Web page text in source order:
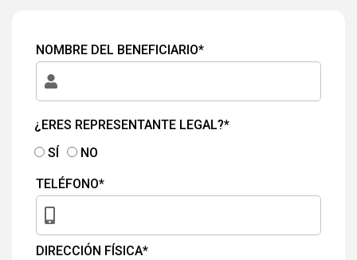
NOMBRE DEL BENEFICIARIO*
¿ERES REPRESENTANTE LEGAL?*
SÍ
NO
TELÉFONO*
DIRECCIÓN FÍSICA*